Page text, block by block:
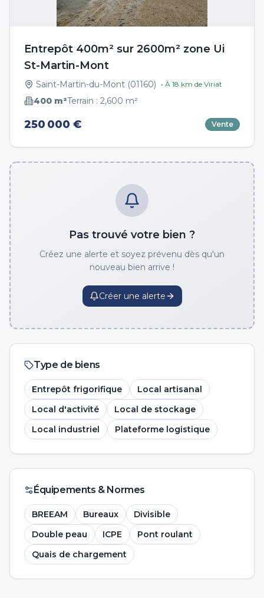
Entrepôt 400m² sur 2600m² zone Ui
St-Martin-Mont
Saint-Martin-du-Mont (01160) • À 18 km de Viriat
400 m²Terrain : 2,600 m²
250 000 € Vente
Pas trouvé votre bien ?
Créez une alerte et soyez prévenu dès qu'un
nouveau bien arrive !
Créer une alerte
Type de biens
Entrepôt frigorifique
Local artisanal
Local d'activité
Local de stockage
Local industriel
Plateforme logistique
Équipements & Normes
BREEAM Bureaux
Divisible
Double peau
ICPE
Pont roulant
Quais de chargement